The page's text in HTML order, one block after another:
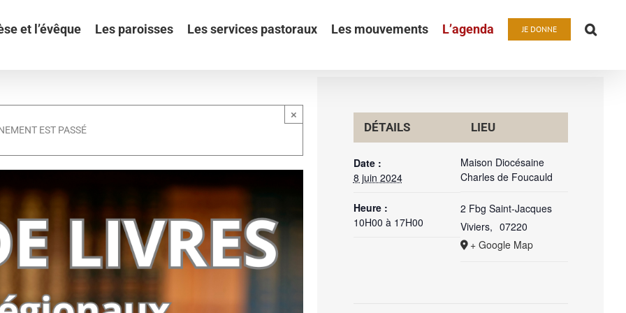
et l’évêque Les paroisses Les services pastoraux Les mouvements L’agenda JE DONNE
×
EST PASSÉ DÉTAILS
Date :
8 juin 2024
Heure :
10H00 à 17H00
LIEU
Maison Diocésaine
Charles de Foucauld
2 Fbg Saint-Jacques
Viviers, 07220
+ Google Map